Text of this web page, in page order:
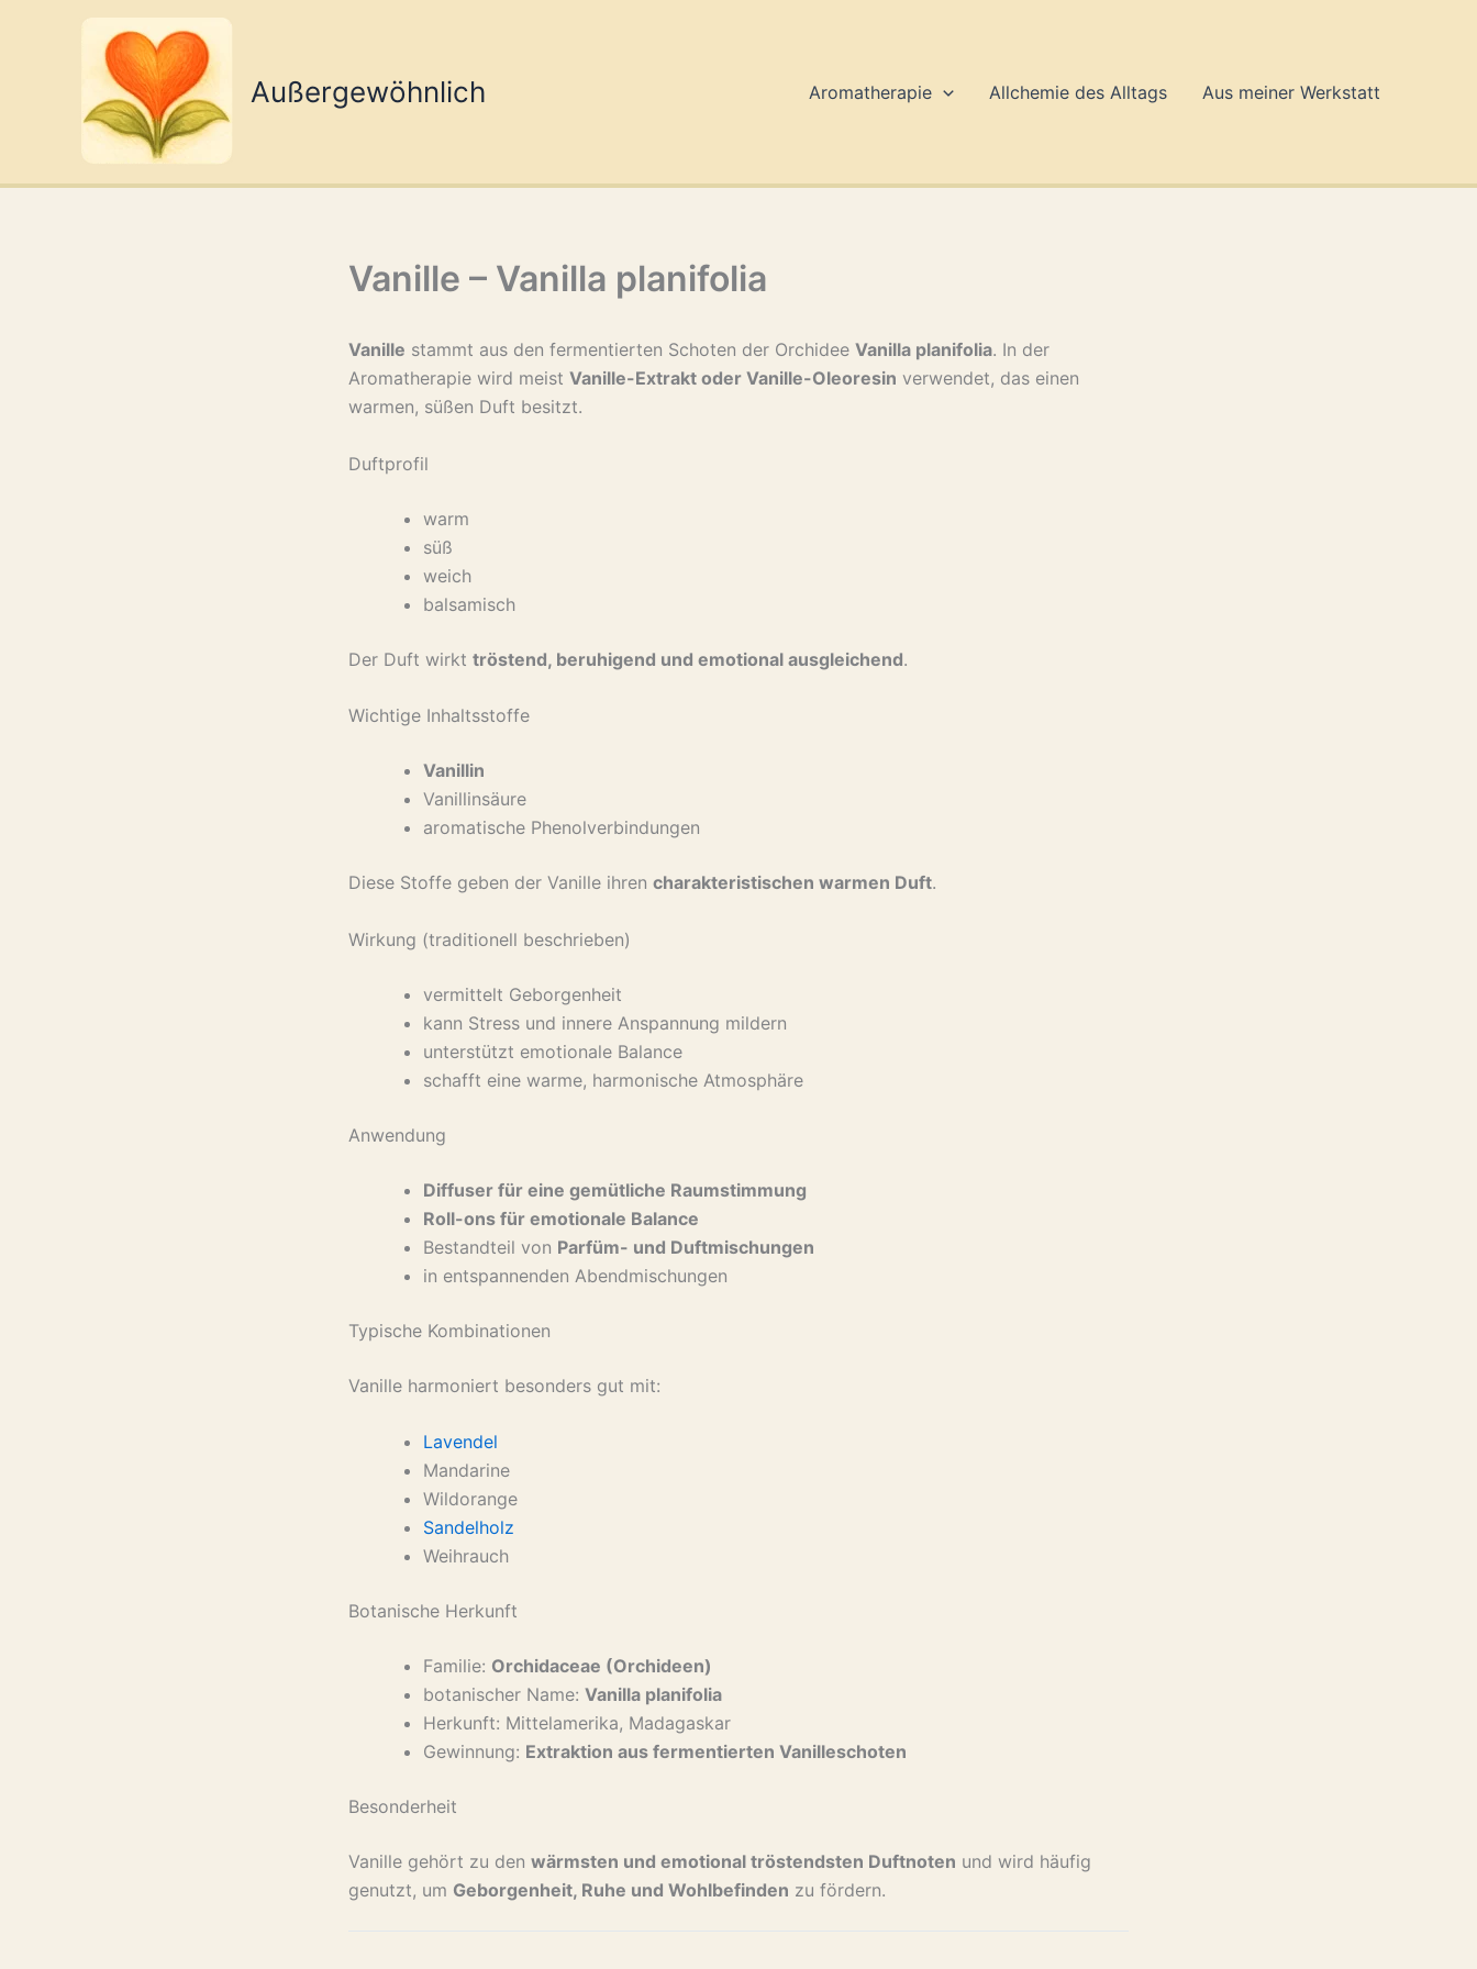
Außergewöhnlich Aromatherapie Allchemie des Alltags Aus meiner Werkstatt
Vanille – Vanilla planifolia
Vanille stammt aus den fermentierten Schoten der Orchidee Vanilla planifolia. In der
Aromatherapie wird meist Vanille-Extrakt oder Vanille-Oleoresin verwendet, das einen
warmen, süßen Duft besitzt.
Duftprofil
warm
süß
weich
balsamisch
Der Duft wirkt tröstend, beruhigend und emotional ausgleichend.
Wichtige Inhaltsstoffe
Vanillin
Vanillinsäure
aromatische Phenolverbindungen
Diese Stoffe geben der Vanille ihren charakteristischen warmen Duft.
Wirkung (traditionell beschrieben)
vermittelt Geborgenheit
kann Stress und innere Anspannung mildern
unterstützt emotionale Balance
schafft eine warme, harmonische Atmosphäre
Anwendung
Diffuser für eine gemütliche Raumstimmung
Roll-ons für emotionale Balance
Bestandteil von Parfüm- und Duftmischungen
in entspannenden Abendmischungen
Typische Kombinationen
Vanille harmoniert besonders gut mit:
Lavendel
Mandarine
Wildorange
Sandelholz
Weihrauch
Botanische Herkunft
Familie: Orchidaceae (Orchideen)
botanischer Name: Vanilla planifolia
Herkunft: Mittelamerika, Madagaskar
Gewinnung: Extraktion aus fermentierten Vanilleschoten
Besonderheit
Vanille gehört zu den wärmsten und emotional tröstendsten Duftnoten und wird häufig
genutzt, um Geborgenheit, Ruhe und Wohlbefinden zu fördern.